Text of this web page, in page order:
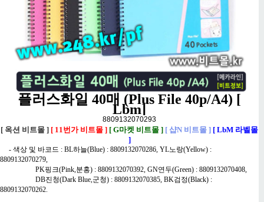
플러스화일 40매 (Plus File 40p/A4) [
Lbm]
8809132070293
[ 옥션 비트몰 ] [ 11번가 비트몰 ] [ G마켓 비트몰 ] [ 샵N 비트몰 ] [ LbM 라벨몰
]
- 색상 및 바코드 : BL하늘(Blue) : 8809132070286, YL노랑(Yellow) :
8809132070279,
PK핑크(Pink,분홍) : 8809132070392, GN연두(Green) : 8809132070408,
DB진청(Dark Blue,군청) : 8809132070385, BK검정(Black) :
8809132070262.